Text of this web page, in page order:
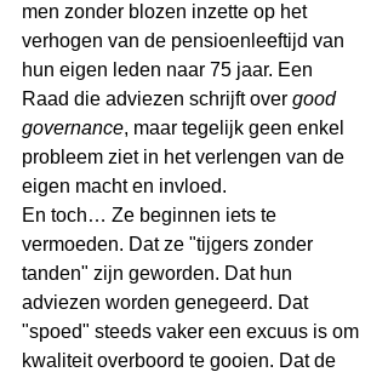
men zonder blozen inzette op het
verhogen van de pensioenleeftijd van
hun eigen leden naar 75 jaar. Een
Raad die adviezen schrijft over good
governance, maar tegelijk geen enkel
probleem ziet in het verlengen van de
eigen macht en invloed.
En toch… Ze beginnen iets te
vermoeden. Dat ze "tijgers zonder
tanden" zijn geworden. Dat hun
adviezen worden genegeerd. Dat
"spoed" steeds vaker een excuus is om
kwaliteit overboord te gooien. Dat de